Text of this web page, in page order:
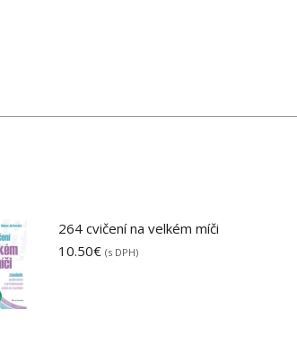
264 cvičení na velkém míči
10.50€ (s DPH)